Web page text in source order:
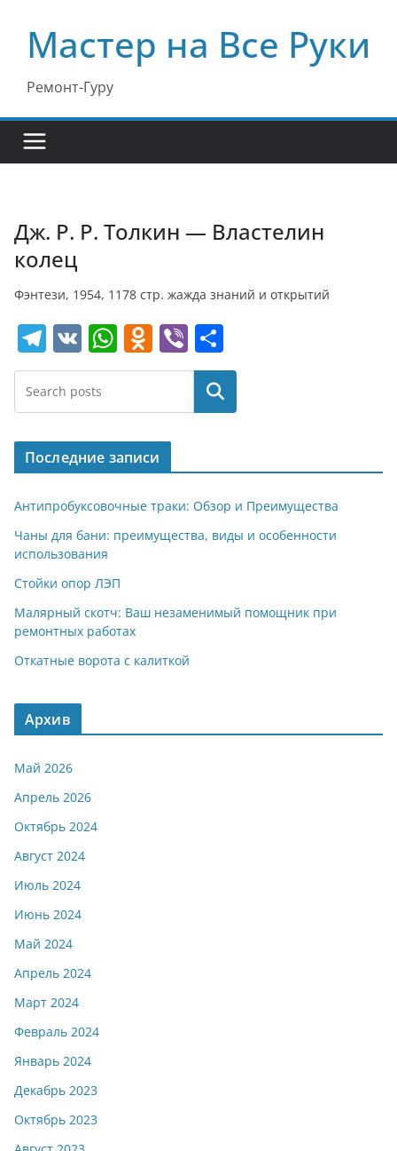
содержимому
Мастер на Все Руки
Ремонт-Гуру
Дж. Р. Р. Толкин — Властелин
колец
Фэнтези, 1954, 1178 стр. жажда знаний и открытий
T
el
e
gr
a
m
V
K
W
h
s
A
p
p
O
d
o
kl
a
ss
ni
Vi
b
er
т
п
р
в
и
т
Поиск
Последние записи
Антипробуксовочные траки: Обзор и Преимущества
Чаны для бани: преимущества, виды и особенности
использования
Стойки опор ЛЭП
Малярный скотч: Ваш незаменимый помощник при
ремонтных работах
Откатные ворота с калиткой
Архив
Май 2026
Апрель 2026
Октябрь 2024
Август 2024
Июль 2024
Июнь 2024
Май 2024
Апрель 2024
Март 2024
Февраль 2024
Январь 2024
Декабрь 2023
Октябрь 2023